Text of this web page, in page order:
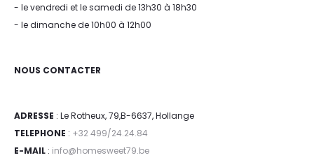
- le vendredi et le samedi de 13h30 à 18h30
- le dimanche de 10h00 à 12h00
NOUS CONTACTER
ADRESSE : Le Rotheux, 79,B-6637, Hollange
TELEPHONE : +32 499/24.24.84
E-MAIL : info@homesweet79.be